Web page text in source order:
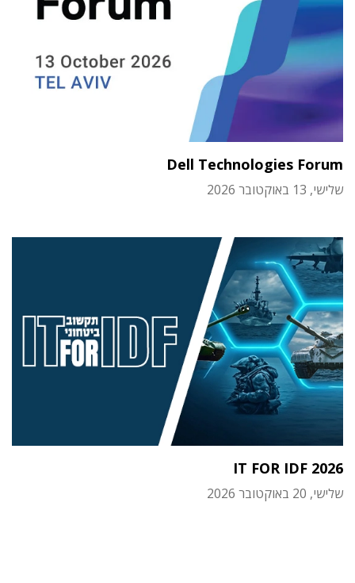
Dell Technologies Forum
שלישי, 13 באוקטובר 2026
IT FOR IDF 2026
שלישי, 20 באוקטובר 2026